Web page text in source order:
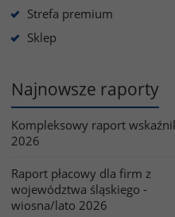
Strefa premium
Sklep
Najnowsze raporty
Kompleksowy raport
2026
Raport płacowy dla firm z
województwa śląskiego -
wiosna/lato 2026